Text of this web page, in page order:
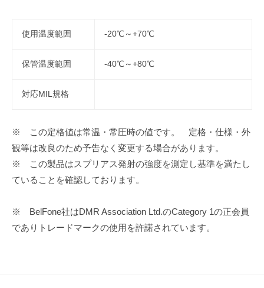
使用温度範囲 -20℃～+70℃
保管温度範囲 -40℃～+80℃
対応MIL規格
※ この定格値は常温・常圧時の値です。 定格・仕様・外
観等は改良のため予告なく変更する場合があります。
※ この製品はスプリアス発射の強度を測定し基準を満たし
ていることを確認しております。
※ BelFone社はDMR Association Ltd.のCategory 1の正会員
でありトレードマークの使用を許諾されています。